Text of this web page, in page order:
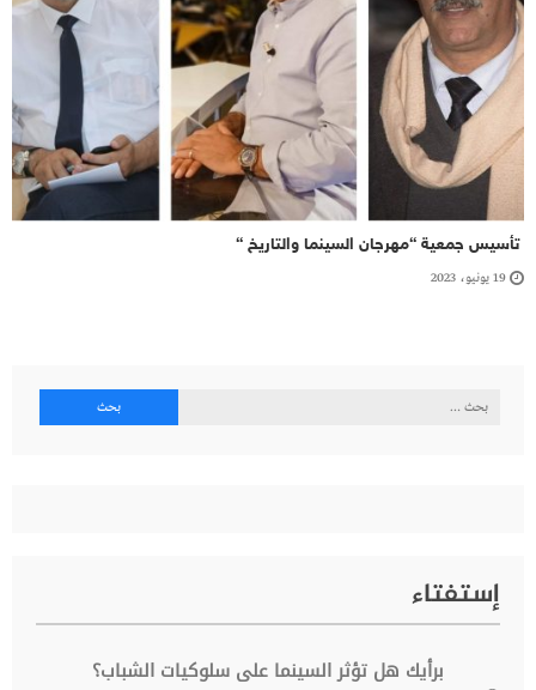
تأسيس جمعية “مهرجان السينما والتاريخ “
19 يونيو، 2023
البحث
إستفتاء
برأيك هل تؤثر السينما على سلوكيات الشباب؟